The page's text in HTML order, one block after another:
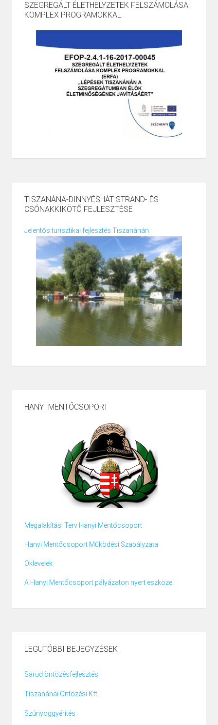
SZEGREGÁLT ÉLETHELYZETEK FELSZÁMOLÁSA
KOMPLEX PROGRAMOKKAL
TISZANÁNA-DINNYÉSHÁT STRAND- ÉS
CSÓNAKKIKÖTŐ FEJLESZTÉSE
Jelentős turisztikai fejlesztés Tiszanánán
HANYI MENTŐCSOPORT
Megalakítási Terv Hanyi Mentőcsoport
Hanyi Mentőcsoport Működési Szabályzata
Oklevelek
A Hanyi Mentőcsoport pályázaton nyert eszközei
LEGUTÓBBI BEJEGYZÉSEK
Sarud öntözésfejlesztés
Tiszanánai Öntözési Kft.
Szúnyoggyérítés